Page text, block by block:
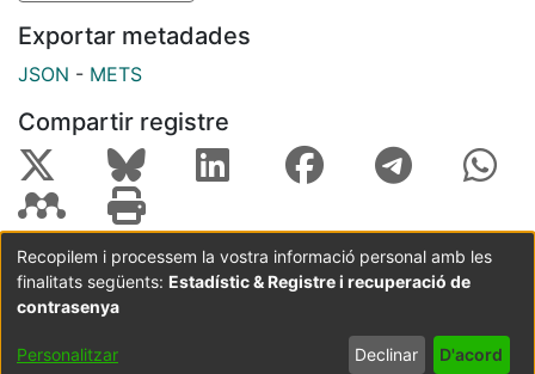
Exportar metadades
JSON - METS
Compartir registre
Coordinació:CRAI UB Avís legal
Metadades
subjectes a:
Configuració
de cookies
privadesa
Recopilem i processem la vostra informació personal amb les
finalitats següents: Estadístic & Registre i recuperació de
contrasenya
Personalitzar Declinar D'acord